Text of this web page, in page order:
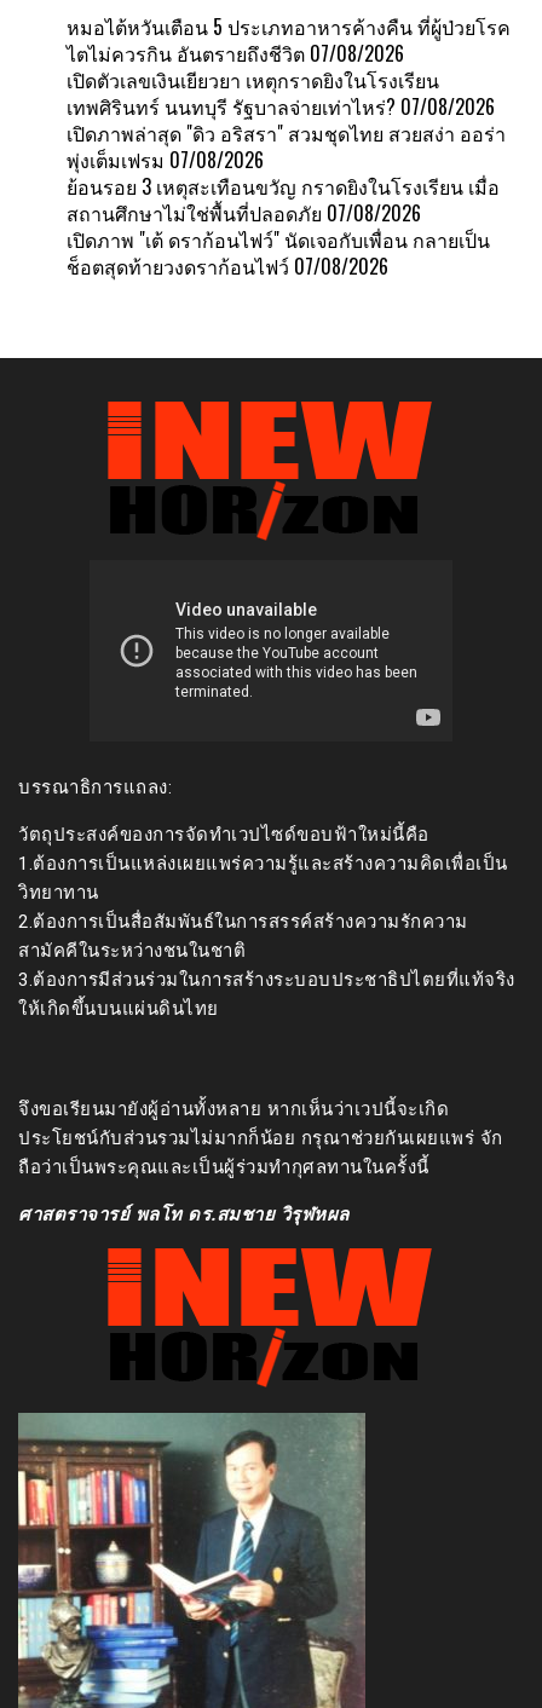
หมอไต้หวันเตือน 5 ประเภทอาหารค้างคืน ที่ผู้ป่วยโรค
ไตไม่ควรกิน อันตรายถึงชีวิต 07/08/2026
เปิดตัวเลขเงินเยียวยา เหตุกราดยิงในโรงเรียน
เทพศิรินทร์ นนทบุรี รัฐบาลจ่ายเท่าไหร่? 07/08/2026
เปิดภาพล่าสุด "ดิว อริสรา" สวมชุดไทย สวยสง่า ออร่า
พุ่งเต็มเฟรม 07/08/2026
ย้อนรอย 3 เหตุสะเทือนขวัญ กราดยิงในโรงเรียน เมื่อ
สถานศึกษาไม่ใช่พื้นที่ปลอดภัย 07/08/2026
เปิดภาพ "เต้ ดราก้อนไฟว์" นัดเจอกับเพื่อน กลายเป็น
ช็อตสุดท้ายวงดราก้อนไฟว์ 07/08/2026
บรรณาธิการแถลง:
วัตถุประสงค์ของการจัดทำเวปไซด์ขอบฟ้าใหม่นี้คือ
1.ต้องการเป็นแหล่งเผยแพร่ความรู้และสร้างความคิดเพื่อเป็น
วิทยาทาน
2.ต้องการเป็นสื่อสัมพันธ์ในการสรรค์สร้างความรักความ
สามัคคีในระหว่างชนในชาติ
3.ต้องการมีส่วนร่วมในการสร้างระบอบประชาธิปไตยที่แท้จริง
ให้เกิดขึ้นบนแผ่นดินไทย
จึงขอเรียนมายังผู้อ่านทั้งหลาย หากเห็นว่าเวปนี้จะเกิด
ประโยชน์กับส่วนรวมไม่มากก็น้อย กรุณาช่วยกันเผยแพร่ จัก
ถือว่าเป็นพระคุณและเป็นผู้ร่วมทำกุศลทานในครั้งนี้
ศาสตราจารย์ พลโท ดร.สมชาย วิรุฬหผล